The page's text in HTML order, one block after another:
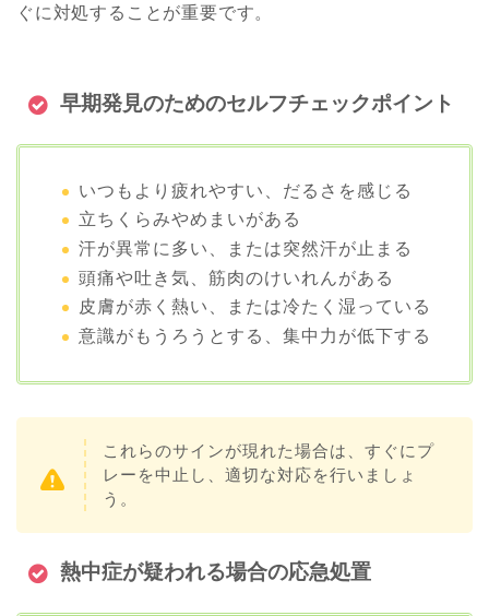
ぐに対処することが重要です。
早期発見のためのセルフチェックポイント
いつもより疲れやすい、だるさを感じる
立ちくらみやめまいがある
汗が異常に多い、または突然汗が止まる
頭痛や吐き気、筋肉のけいれんがある
皮膚が赤く熱い、または冷たく湿っている
意識がもうろうとする、集中力が低下する
これらのサインが現れた場合は、すぐにプ
レーを中止し、適切な対応を行いましょ
う。
熱中症が疑われる場合の応急処置